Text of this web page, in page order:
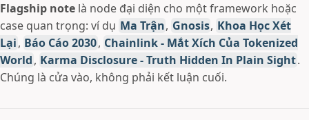
Flagship note là node đại diện cho một framework hoặc
case quan trọng: ví dụ Ma Trận, Gnosis, Khoa Học Xét
Lại, Báo Cáo 2030, Chainlink - Mắt Xích Của Tokenized
World, Karma Disclosure - Truth Hidden In Plain Sight.
Chúng là cửa vào, không phải kết luận cuối.